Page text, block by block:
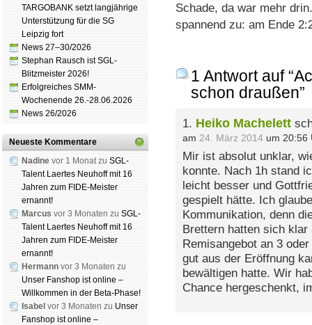
TARGOBANK setzt langjährige
Unterstützung für die SG
Leipzig fort
News 27–30/2026
Stephan Rausch ist SGL-
Blitzmeister 2026!
Erfolgreiches SMM-
Wochenende 26.-28.06.2026
News 26/2026
Neueste Kommentare
Nadine vor 1 Monat zu SGL-
Talent Laertes Neuhoff mit 16
Jahren zum FIDE-Meister
ernannt!
Marcus vor 3 Monaten zu SGL-
Talent Laertes Neuhoff mit 16
Jahren zum FIDE-Meister
ernannt!
Hermann vor 3 Monaten zu
Unser Fanshop ist online –
Willkommen in der Beta-Phase!
Isabel vor 3 Monaten zu Unser
Fanshop ist online –
Schade, da war mehr
spannend zu: am Ende
1 Antwort auf
schon draußen”
1. Heiko Machelett
am 24. März 2014 um 20:56
Mir ist absolut unklar,
konnte. Nach 1h stand
leicht besser und
gespielt hätte. Ich
Kommunikation, denn
Brettern hatten sich
Remisangebot an 3
gut aus der Eröffnung
bewältigen hatte. Wir
Chance hergeschenkt,